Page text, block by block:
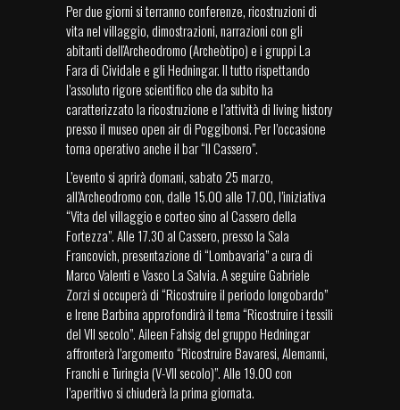
Per due giorni si terranno conferenze, ricostruzioni di
vita nel villaggio, dimostrazioni, narrazioni con gli
abitanti dell'Archeodromo (Archeòtipo) e i gruppi La
Fara di Cividale e gli Hedningar. Il tutto rispettando
l’assoluto rigore scientifico che da subito ha
caratterizzato la ricostruzione e l’attività di living history
presso il museo open air di Poggibonsi. Per l’occasione
torna operativo anche il bar “Il Cassero”.
L’evento si aprirà domani, sabato 25 marzo,
all’Archeodromo con, dalle 15.00 alle 17.00, l’iniziativa
“Vita del villaggio e corteo sino al Cassero della
Fortezza”. Alle 17.30 al Cassero, presso la Sala
Francovich, presentazione di “Lombavaria” a cura di
Marco Valenti e Vasco La Salvia. A seguire Gabriele
Zorzi si occuperà di “Ricostruire il periodo longobardo”
e Irene Barbina approfondirà il tema “Ricostruire i tessili
del VII secolo”. Aileen Fahsig del gruppo Hedningar
affronterà l’argomento “Ricostruire Bavaresi, Alemanni,
Franchi e Turingia (V-VII secolo)”. Alle 19.00 con
l’aperitivo si chiuderà la prima giornata.